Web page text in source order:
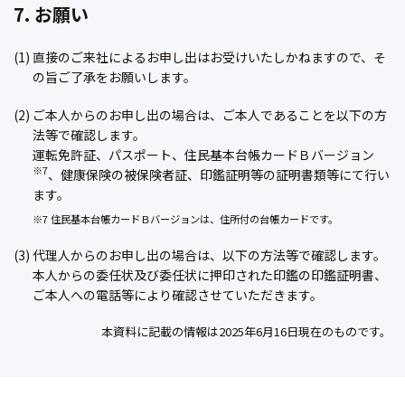
7. お願い
(1) 直接のご来社によるお申し出はお受けいたしかねますので、そ
の旨ご了承をお願いします。
(2) ご本人からのお申し出の場合は、ご本人であることを以下の方
法等で確認します。
運転免許証、パスポート、住民基本台帳カードＢバージョン
※7、健康保険の被保険者証、印鑑証明等の証明書類等にて行い
ます。
※7 住民基本台帳カードＢバージョンは、住所付の台帳カードです。
(3) 代理人からのお申し出の場合は、以下の方法等で確認します。
本人からの委任状及び委任状に押印された印鑑の印鑑証明書、
ご本人への電話等により確認させていただきます。
本資料に記載の情報は2025年6月16日現在のものです。